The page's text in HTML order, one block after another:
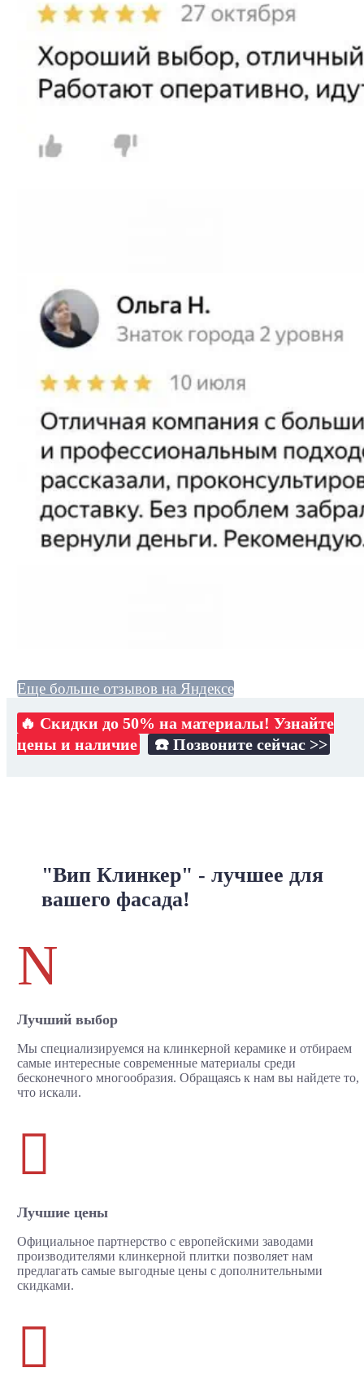
Еще больше отзывов на Яндексе
🔥 Скидки до 50% на материалы! Узнайте
цены и наличие
☎️ Позвоните сейчас >>
"Вип Клинкер" - лучшее для
вашего фасада!
N
Лучший выбор
Мы специализируемся на клинкерной керамике и отбираем
самые интересные современные материалы среди
бесконечного многообразия. Обращаясь к нам вы найдете то,
что искали.

Лучшие цены
Официальное партнерство с европейскими заводами
производителями клинкерной плитки позволяет нам
предлагать самые выгодные цены с дополнительными
скидками.
